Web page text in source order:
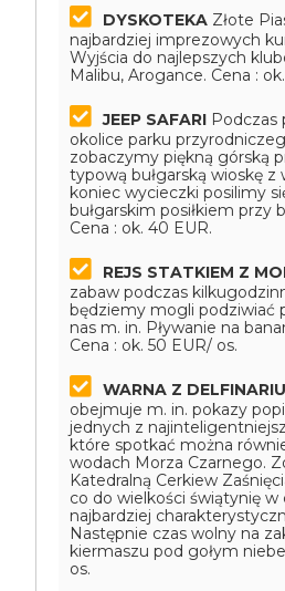
DYSKOTEKA Złote
najbardziej imprezowych
Wyjścia do najlepszych
Malibu, Arogance. Cena :
JEEP SAFARI Podczas
okolice parku
zobaczymy piękną górską
typową bułgarską wioskę z
koniec wycieczki posilimy
bułgarskim posiłkiem przy
Cena : ok. 40 EUR.
REJS STATKIEM Z
zabaw podczas
będziemy mogli podziwiać
nas m. in. Pływanie na
Cena : ok. 50 EUR/ os.
WARNA Z
obejmuje m. in. pokazy
jednych z
które spotkać można
wodach Morza Czarnego.
Katedralną Cerkiew
co do wielkości świątynię w
najbardziej
Następnie czas wolny na
kiermaszu pod gołym
os.